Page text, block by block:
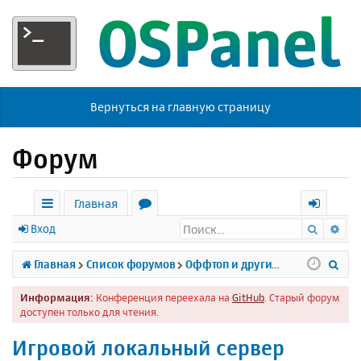
Вернуться на главную страницу
Форум
с
ы
л
к
Главная
р
у
м
х
о
д
Вход Поиск
Главная Список форумов
Информация: Конференция переехала на GitHub . Старый форум
доступен только для чтения.
Игровой локальный сервер